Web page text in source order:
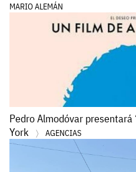
MARIO ALEMÁN
Pedro Almodóvar presentará
York
AGENCIAS